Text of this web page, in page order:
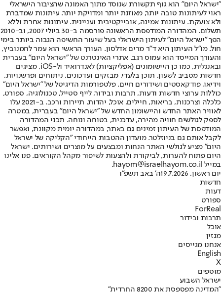
"ישראל היום" הוא גוף תקשורת שנוסד מתוך האמונה שהציבור הישראלי
ראוי לעיתונות טובה יותר, מאוזנת יותר ומדויקת יותר. עיתונות שמדברת
ולא צועקת. עיתונות אמינה, אובייקטיבית ועניינית. עיתונות אחרת וללא
תשלום. המהדורה המודפסת הראשונה פורסמה ב-30 ביולי 2007, וב-2010
הפך "ישראל היום" לעיתון הישראלי בעל שיעור החשיפה הגבוה ביותר בימי
חול. מו"ל העיתון היא ד"ר מרים אדלסון. העורך הראשי הוא עמר לחמנוביץ,
והעורך המייסד הוא עמוס רגב. אתרי האינטרנט של "ישראל היום" בעברית
ובאנגלית, כמו כן היישומונים (אפליקציות) לאנדרואיד ול-iOS, מציגים
חדשות מסביב לשעון, תוכן בלעדי, מבזקים ועדכונים, ניתוחים ופרשנויות,
וידיאו, פודקאסטים ושידורים חיים. פלטפורמות הדיגיטל של "ישראל היום"
כוללות ערוצי חדשות ודעות, תרבות ובידור, לייף סטייל, טכנולוגיה, ספורט,
כלכלה וצרכנות, בריאות, חיילים, אוכל, יהדות, תיירות ורכב. ב-2021 עלו
לאוויר האתר החדש והיישומון החדש של "ישראל היום" בעברית, במטרה
לספק לגולשים חוויה מהירה, עדכנית, בטוחה ונוחה. תכני המהדורה
המודפסת של העיתון זמינים גם באתר, במהדורה יומית מקוונת, ואפשר
לקבל אותם גם בניוזלטר. מועדון ההטבות הייחודי "הקליקה של ישראל
היום" מציע לגולשי האתר הנחות ומבצעים על מוצרים ושירותים. ישראל
היום פתוח להערות, לביקורת ולהצעות לשיפור מקהל הקוראים. פנו אלינו
במייל hayom@israelhayom.co.il.
יום ראשון, 19.7.2026
ה' באב תשפ"ו
חדשות
דעות
ספורט
ForReal
תרבות ובידור
אוכל
מגזין
אנחנו מגייסים
English
X
מוספים
ישראל השבוע
"המדינה מפספסת את 8200 החרדית"